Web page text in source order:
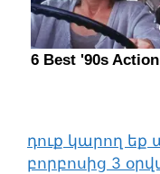
դուք կարող եք
բորբոսից 3